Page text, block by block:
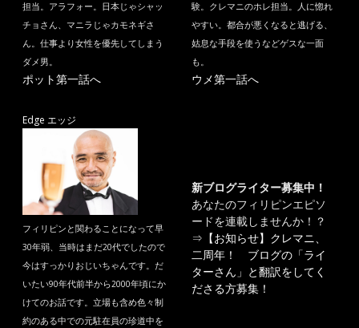
担当。アラフォー。日本じゃシャッ
チョさん、マニラじゃカモネギさ
ん。仕事より女性を優先してしまう
ダメ男。
ポット第一話へ
験。クレマニのホレ担当。人に惚れ
やすい。都合が悪くなると逃げる、
姑息な手段を使うなどゲスな一面
も。
ウメ第一話へ
Edge エッジ
フィリピンと関わることになって早
30年弱、当時はまだ20代でしたので
今はすっかりおじいちゃんです。だ
いたい90年代前半から2000年頃にか
けてのお話です。立場も含め色々制
約のある中での元駐在員の珍道中を
新ブログライター募集中！
あなたのフィリピンエピソ
ードを連載しませんか！？
⇒ 【お知らせ】クレマニ、
二周年！ ブログの「ライ
ターさん」と翻訳をしてく
ださる方募集！